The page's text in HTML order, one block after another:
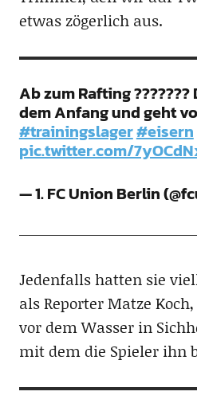
etwas zögerlich aus.
Ab zum Rafting
dem Anfang und geht
#trainingslager#eisern
pic.twitter.com/
— 1. FC Union Berlin
Jedenfalls hatten sie
als Reporter Matze
vor dem Wasser in
mit dem die Spieler ihn